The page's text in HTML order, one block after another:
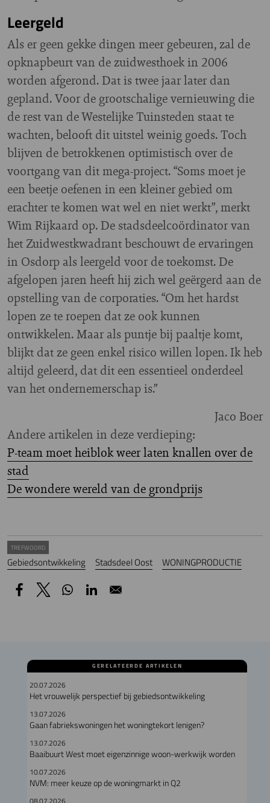
Leergeld
Als er geen gekke dingen meer gebeuren, zal de
opknapbeurt van de zuidwesthoek in 2006
worden afgerond. Dat is twee jaar later dan
gepland. Voor de grootschalige vernieuwing die
de rest van de Westelijke Tuinsteden staat te
wachten, belooft dit uitstel weinig goeds. Toch
blijven de betrokkenen optimistisch over de
voortgang van dit mega-project. “Soms moet je
een beetje oefenen in een kleiner gebied om
erachter te komen wat wel en niet werkt”, merkt
Wim Rijkaard op. De stadsdeelcoördinator van
het Zuidwestkwadrant beschouwt de ervaringen
in Osdorp als leergeld voor de toekomst. De
afgelopen jaren heeft hij zich wel geërgerd aan de
opstelling van de corporaties. “Om het hardst
lopen ze te roepen dat ze ook kunnen
ontwikkelen. Maar als puntje bij paaltje komt,
blijkt dat ze geen enkel risico willen lopen. Ik heb
altijd geleerd, dat dit een essentieel onderdeel
van het ondernemerschap is.”
Jaco Boer
Andere artikelen in deze verdieping:
P-team moet heiblok weer laten knallen over de
stad
De wondere wereld van de grondprijs
TREFWOORD
Gebiedsontwikkeling Stadsdeel Oost WONINGPRODUCTIE
GERELATEERDE ARTIKELEN
20.07.2026
Het vrouwelijk perspectief bij gebiedsontwikkeling
13.07.2026
Gaan fabriekswoningen het woningtekort lenigen?
13.07.2026
Baaibuurt West moet eigenzinnige woon-werkwijk worden
10.07.2026
NVM: meer keuze op de woningmarkt in Q2